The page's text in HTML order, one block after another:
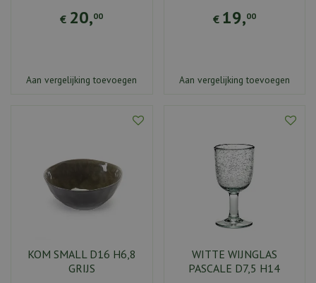
€ 20,00
Aan vergelijking toevoegen
€ 19,00
Aan vergelijking toevoegen
KOM SMALL D16 H6,8
GRIJS
WITTE WIJNGLAS
PASCALE D7,5 H14